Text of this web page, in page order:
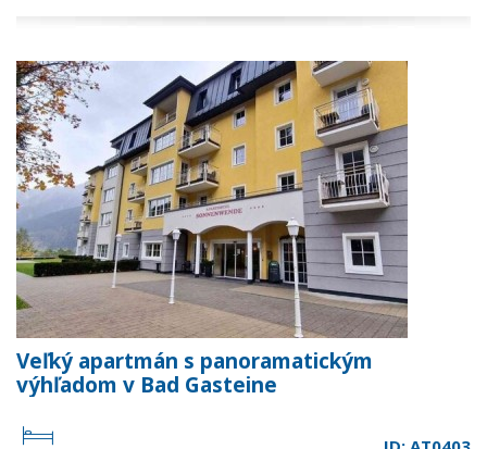
Veľký apartmán s panoramatickým
výhľadom v Bad Gasteine